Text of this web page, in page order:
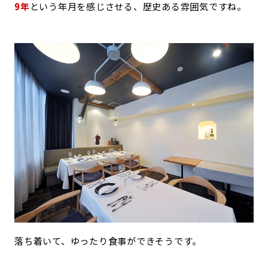
9年という年月を感じさせる、歴史ある雰囲気ですね。
落ち着いて、ゆったり食事ができそうです。